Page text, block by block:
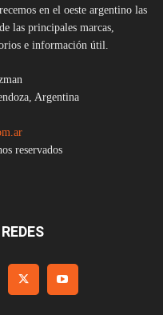
en el oeste argentino las
las principales marcas,
e información útil.
Argentina
reservados